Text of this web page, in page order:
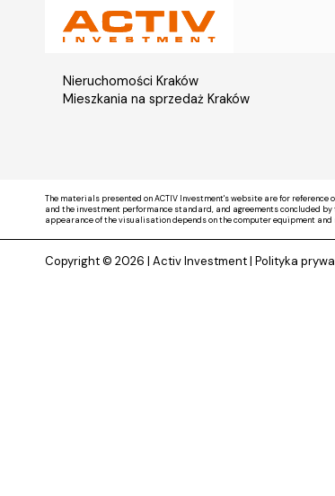
Nieruchomości Kraków
Mieszkania na sprzedaż Kraków
The materials presented on ACTIV Investment's website are for
and the investment performance standard, and agreements concluded
appearance of the visualisation depends on the computer equipment
Copyright © 2026 | Activ Investment| Polityka